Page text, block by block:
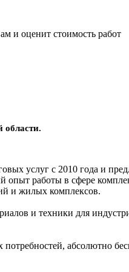
и оценит стоимость работ
услуг с 2010 года и
опыт работы в сфере
и жилых комплексов.
и техники для
абсолютно